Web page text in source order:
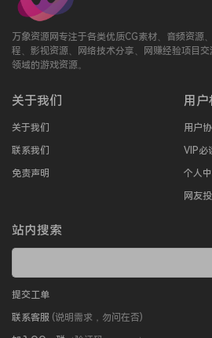
万象资源网专注于各类优质CG素材、音频资源
程、影视资源、网络技术分享、网赚经验项目
领域的游戏资源。
关于我们
关于我们
联系我们
免责声明
用户
用户
VIP必
个人
网友
站内搜索
提交工单
联系客服 (说明需求，勿问在否)